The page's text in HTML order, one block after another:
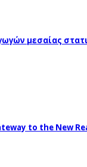
μεσαίας
to the New